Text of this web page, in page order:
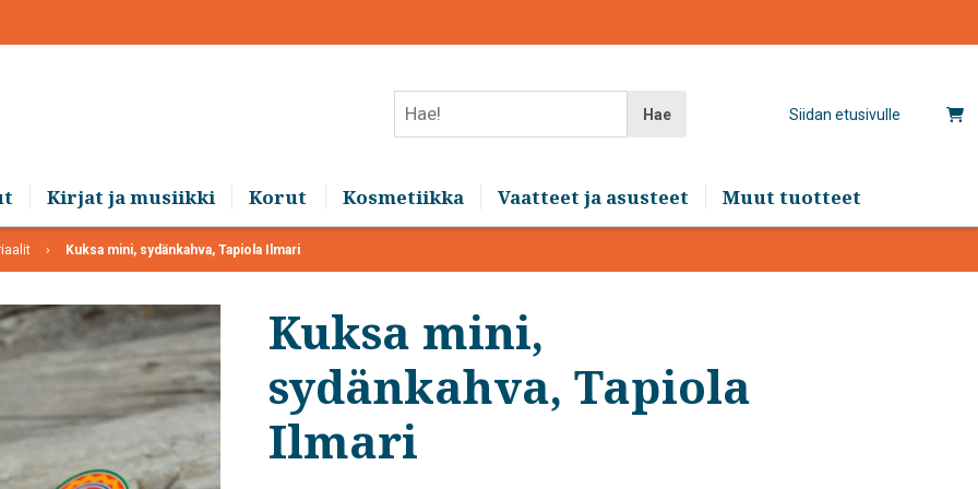
Siidan etusivulle
Hae
Kirjat ja musiikki Korut Kosmetiikka Vaatteet ja asusteet Muut tuotteet
Kuksa mini, sydänkahva, Tapiola Ilmari
Kuksa mini,
sydänkahva, Tapiola
Ilmari